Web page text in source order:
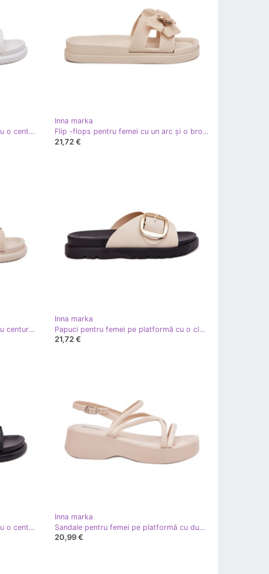
Papuci de cauciuc pentru femei cu o centură albă
Inna marka
Flip -flops pentru femei cu un arc și o broșă auriu strălucitoare bej
21,72 €
Papuci de cauciuc pentru femei cu centură bej
Inna marka
Papuci pentru femei pe platformă cu o clemă de aur bej
21,72 €
Papuci de cauciuc pentru femei cu o centură neagră negru
Inna marka
Sandale pentru femei pe platformă cu dungi de rulment ușor bej
20,99 €